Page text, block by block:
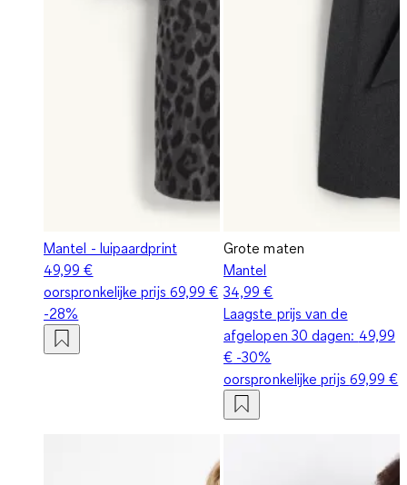
Mantel - luipaardprint
49,99 €
oorspronkelijke prijs 69,99 €
-28%
Grote maten
Mantel
34,99 €
Laagste prijs van de
afgelopen 30 dagen: 49,99
€ -30%
oorspronkelijke prijs 69,99 €